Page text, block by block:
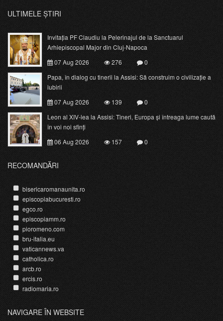
ULTIMELE ȘTIRI
Invitația PF Claudiu la Pelerinajul de la Sanctuarul
Arhiepiscopal Major din Cluj-Napoca
07 Aug 2026
276
0
Papa, în dialog cu tinerii la Assisi: Să construim o civilizație a
iubirii
07 Aug 2026
139
0
Leon al XIV-lea la Assisi: Tineri, Europa și întreaga lume caută
în voi noi sfinți
06 Aug 2026
157 0
RECOMANDĂRI
bisericaromanaunita.ro
episcopiabucuresti.ro
egco.ro
episcopiamm.ro
pioromeno.com
bru-italia.eu
vaticannews.va
catholica.ro
arcb.ro
ercis.ro
radiomaria.ro
NAVIGARE ÎN WEBSITE